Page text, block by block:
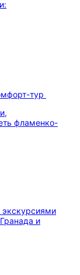
тур
фламенко-